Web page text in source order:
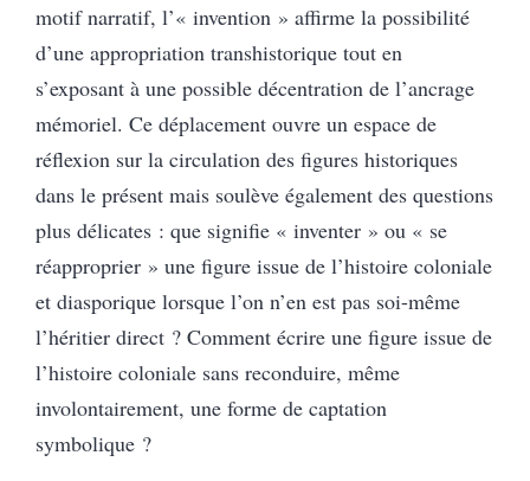
motif narratif, l’« invention » affirme la possibilité
d’une appropriation transhistorique tout en
s’exposant à une possible décentration de l’ancrage
mémoriel. Ce déplacement ouvre un espace de
réflexion sur la circulation des figures historiques
dans le présent mais soulève également des questions
plus délicates : que signifie « inventer » ou « se
réapproprier » une figure issue de l’histoire coloniale
et diasporique lorsque l’on n’en est pas soi-même
l’héritier direct ? Comment écrire une figure issue de
l’histoire coloniale sans reconduire, même
involontairement, une forme de captation
symbolique ?